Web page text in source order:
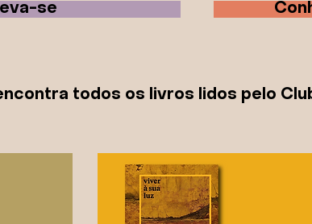
se
todos os livros lidos pelo